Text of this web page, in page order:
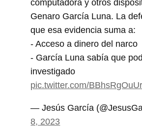
computadora y otros
Genaro García Luna. La
que esa evidencia suma a:
- Acceso a dinero del narco
- García Luna sabía que
investigado
pic.twitter.com/BBhsRgOuUr
— Jesús García
8, 2023